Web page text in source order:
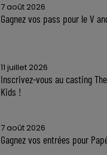
7 août 2026
Gagnez vos pass pour le V
11 juillet 2026
Inscrivez-vous au casting
Kids !
7 août 2026
Gagnez vos entrées pour